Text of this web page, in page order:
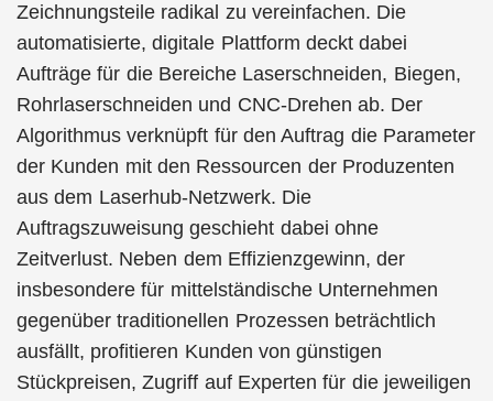
Zeichnungsteile radikal zu vereinfachen. Die
automatisierte, digitale Plattform deckt dabei
Aufträge für die Bereiche Laserschneiden, Biegen,
Rohrlaserschneiden und CNC-Drehen ab. Der
Algorithmus verknüpft für den Auftrag die Parameter
der Kunden mit den Ressourcen der Produzenten
aus dem Laserhub-Netzwerk. Die
Auftragszuweisung geschieht dabei ohne
Zeitverlust. Neben dem Effizienzgewinn, der
insbesondere für mittelständische Unternehmen
gegenüber traditionellen Prozessen beträchtlich
ausfällt, profitieren Kunden von günstigen
Stückpreisen, Zugriff auf Experten für die jeweiligen